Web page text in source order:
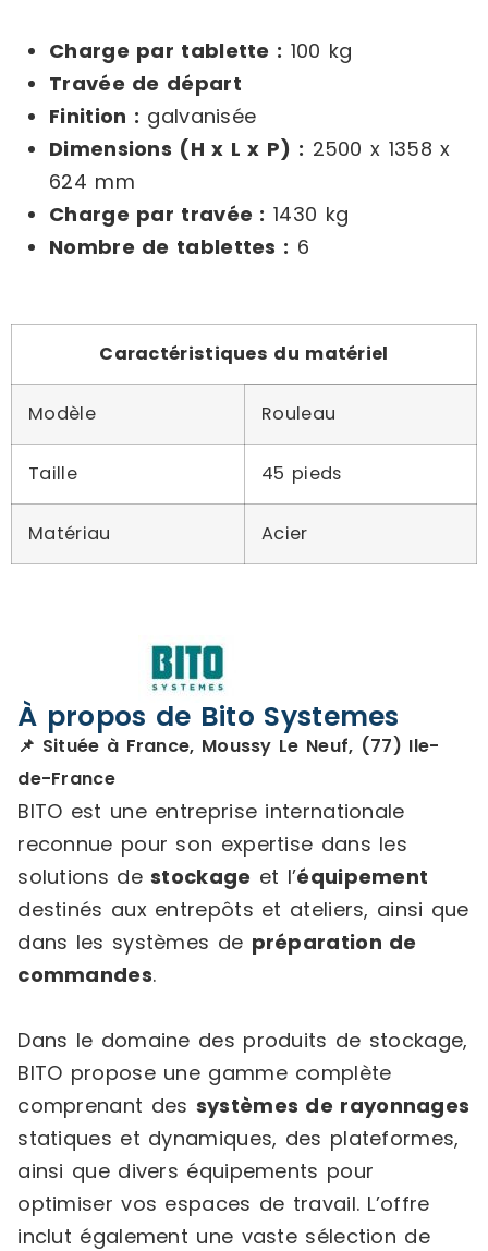
Charge par tablette : 100 kg
Travée de départ
Finition : galvanisée
Dimensions (H x L x P) : 2500 x 1358 x
624 mm
Charge par travée : 1430 kg
Nombre de tablettes : 6
Caractéristiques du matériel
Modèle Rouleau
Taille 45 pieds
Matériau Acier
À propos de Bito Systemes
📌 Située à France, Moussy Le Neuf, (77) Ile-
de-France
BITO est une entreprise internationale
reconnue pour son expertise dans les
solutions destockage et l’équipement
destinés aux entrepôts et ateliers, ainsi que
dans les systèmes de préparation de
commandes.
Dans le domaine des produits de stockage,
BITO propose une gamme complète
comprenant des systèmes de rayonnages
statiques et dynamiques, des plateformes,
ainsi que divers équipements pour
optimiser vos espaces de travail. L’offre
inclut également une vaste sélection de